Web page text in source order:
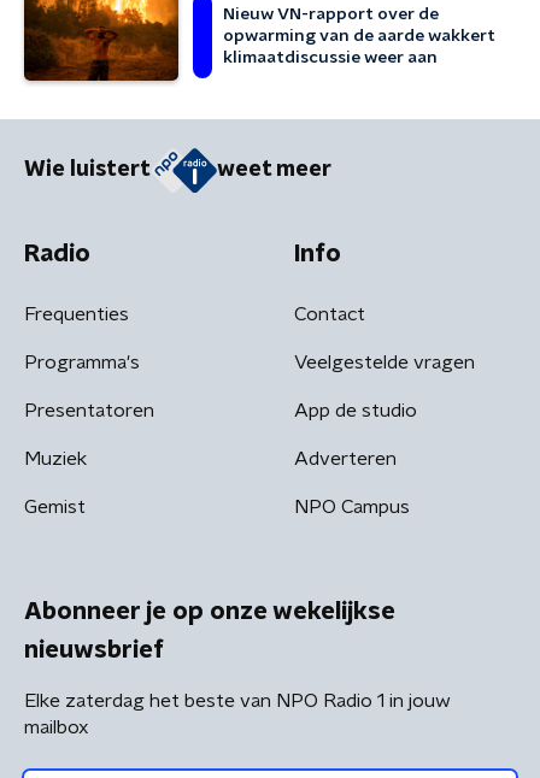
Nieuw VN-rapport over de
opwarming van de aarde wakkert
klimaatdiscussie weer aan
Wie luistert weet meer
Radio
Frequenties
Programma's
Presentatoren
Muziek
Gemist
Info
Contact
Veelgestelde vragen
App de studio
Adverteren
NPO Campus
Abonneer je op onze wekelijkse
nieuwsbrief
Elke zaterdag het beste van NPO Radio 1 in jouw
mailbox